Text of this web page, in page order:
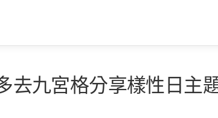
去九宮格分享樣性日主